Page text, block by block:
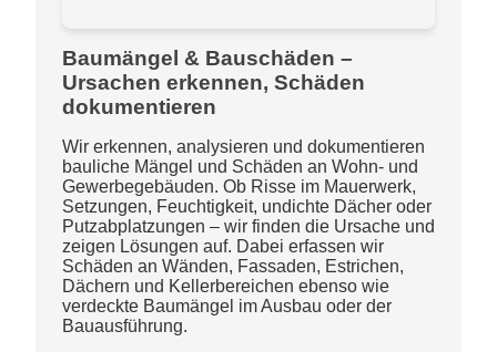
Baumängel & Bauschäden –
Ursachen erkennen, Schäden
dokumentieren
Wir erkennen, analysieren und dokumentieren
bauliche Mängel und Schäden an Wohn- und
Gewerbegebäuden. Ob Risse im Mauerwerk,
Setzungen, Feuchtigkeit, undichte Dächer oder
Putzabplatzungen – wir finden die Ursache und
zeigen Lösungen auf. Dabei erfassen wir
Schäden an Wänden, Fassaden, Estrichen,
Dächern und Kellerbereichen ebenso wie
verdeckte Baumängel im Ausbau oder der
Bauausführung.